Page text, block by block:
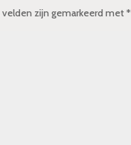
velden zijn gemarkeerd met*